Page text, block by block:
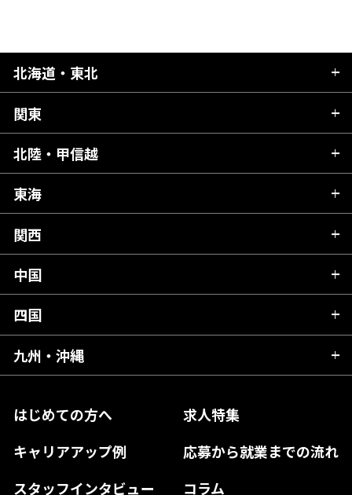
はじめての方へ
求人特集
キャリアアップ例
応募から就業までの流れ
スタッフインタビュー
コラム
北海道・東北
北海道
青森県
秋田県
岩手県
宮城県
福島県
関東
茨城県
栃木県
群馬県
千葉県
東京都
神奈川県
北陸・甲信越
新潟県
富山県
石川県
山梨県
長野県
東海
岐阜県
静岡県
愛知県
関西
滋賀県
京都府
大阪府
奈良県
和歌山県
中国
広島県
岡山県
島根県
山口県
四国
愛媛県
高知県
徳島県
九州・沖縄